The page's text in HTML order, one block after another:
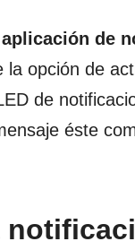
de
la opción de
de
éste